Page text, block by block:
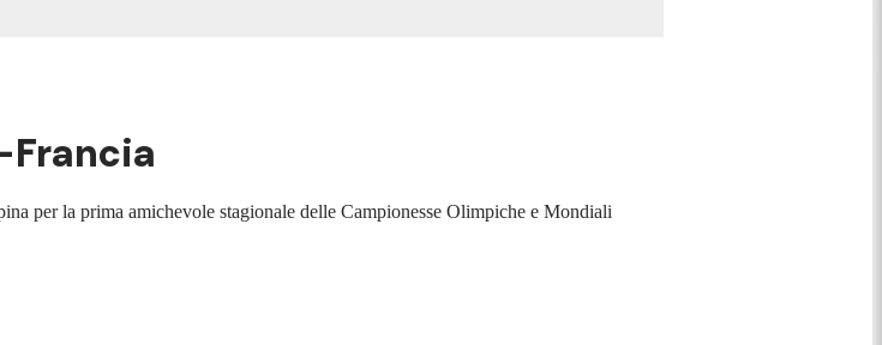
per la prima amichevole stagionale delle Campionesse Olimpiche e Mondiali